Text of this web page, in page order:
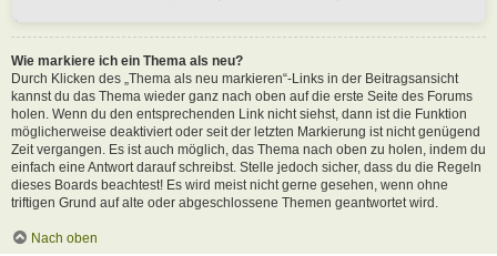
Wie markiere ich ein Thema als neu?
Durch Klicken des „Thema als neu markieren“-Links in der Beitragsansicht
kannst du das Thema wieder ganz nach oben auf die erste Seite des Forums
holen. Wenn du den entsprechenden Link nicht siehst, dann ist die Funktion
möglicherweise deaktiviert oder seit der letzten Markierung ist nicht genügend
Zeit vergangen. Es ist auch möglich, das Thema nach oben zu holen, indem du
einfach eine Antwort darauf schreibst. Stelle jedoch sicher, dass du die Regeln
dieses Boards beachtest! Es wird meist nicht gerne gesehen, wenn ohne
triftigen Grund auf alte oder abgeschlossene Themen geantwortet wird.
Nach oben